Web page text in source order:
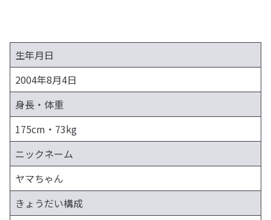
生年月日
2004年8月4日
身長・体重
175cm・73kg
ニックネーム
ヤマちゃん
きょうだい構成